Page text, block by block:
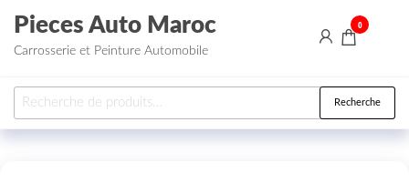
Aller au contenu
Pieces Auto Maroc
Carrosserie et Peinture Automobile
0
Recherche pour : Recherche